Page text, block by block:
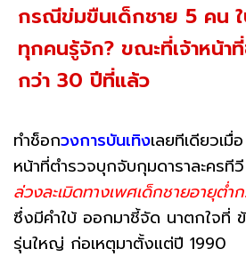
กรณีข่มขืนเด็กชาย 5 คน
ทุกคนรู้จัก? ขณะที่เจ้าหน้า
กว่า 30 ปีที่แล้ว
ทำช็อกวงการบันเทิงเลยทีเดียวเมื่
หน้าที่ตำรวจบุกจับกุมดาราละครที
ล่วงละเมิดทางเพศเด็กชายอายุต่
ซึ่งมีคำใบ้ ออกมาชี้จัด นาตกใจที่
รุ่นใหญ่ ก่อเหตุมาตั้งแต่ปี 1990